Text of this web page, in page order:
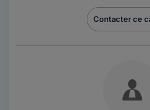
Contacter ce